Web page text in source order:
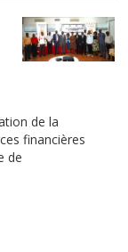
de la
financières
de